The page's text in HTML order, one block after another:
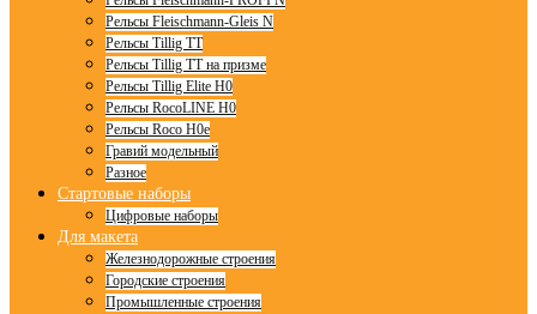
Рельсы Fleischmann-Gleis N
Рельсы Tillig TT
Рельсы Tillig TT на призме
Рельсы Tillig Elite H0
Рельсы RocoLINE H0
Рельсы Roco H0e
Гравий модельный
Разное
Стартовые наборы
Цифровые наборы
Для макета
Железнодорожные строения
Городские строения
Промышленные строения